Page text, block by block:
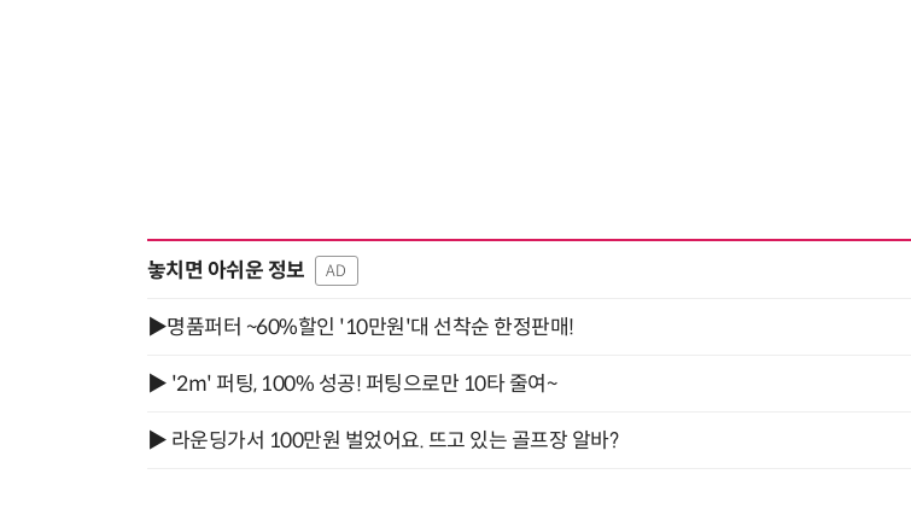
놓치면 아쉬운 정보 AD
▶명품퍼터 ~60%할인 '10만원'대 선착순 한정판매!
▶ '2m' 퍼팅, 100% 성공! 퍼팅으로만 10타 줄여~
▶ 라운딩가서 100만원 벌었어요. 뜨고 있는 골프장 알바?